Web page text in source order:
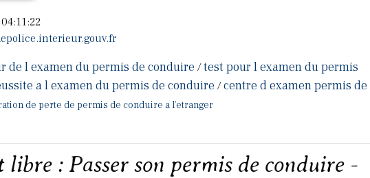
de l examen du permis de conduire /test pour l examen du permis
a l examen du permis de conduire /centre d examen permis de
de perte de permis de conduire a l'etranger
libre : Passer son permis de conduire -